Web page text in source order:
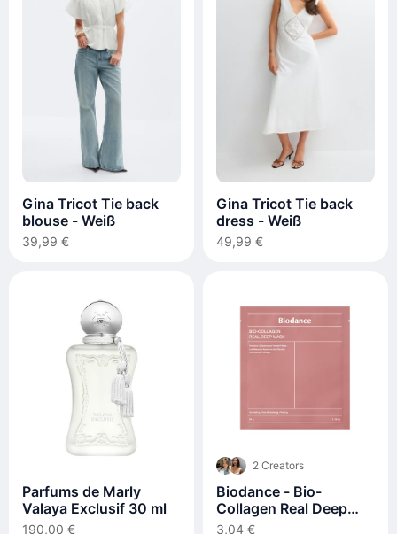
Gina Tricot Tie back
blouse - Weiß
39,99 €
Gina Tricot Tie back
dress - Weiß
49,99 €
Parfums de Marly
Valaya Exclusif 30 ml
190,00 €
2 Creators
Biodance - Bio-
Collagen Real Deep
Mask - 1stück
3,04 €